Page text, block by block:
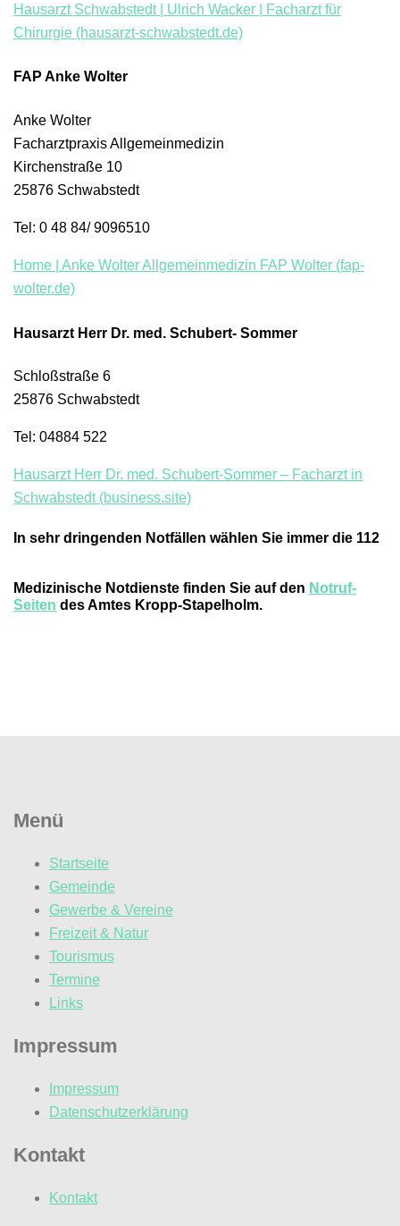
Hausarzt Schwabstedt | Ulrich Wacker | Facharzt für
Chirurgie (hausarzt-schwabstedt.de)
FAP Anke Wolter
Anke Wolter
Facharztpraxis Allgemeinmedizin
Kirchenstraße 10
25876 Schwabstedt
Tel: 0 48 84/ 9096510
Home | Anke Wolter Allgemeinmedizin FAP Wolter (fap-
wolter.de)
Hausarzt Herr Dr. med. Schubert- Sommer
Schloßstraße 6
25876 Schwabstedt
Tel: 04884 522
Hausarzt Herr Dr. med. Schubert-Sommer – Facharzt in
Schwabstedt (business.site)
In sehr dringenden Notfällen wählen Sie immer die 112
Medizinische Notdienste finden Sie auf den Notruf-
Seiten des Amtes Kropp-Stapelholm.
Menü
Startseite
Gemeinde
Gewerbe & Vereine
Freizeit & Natur
Tourismus
Termine
Links
Impressum
Impressum
Datenschutzerklärung
Kontakt
Kontakt